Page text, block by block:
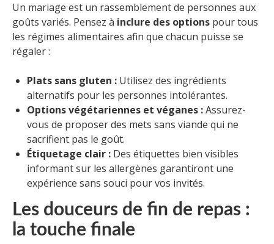
Un mariage est un rassemblement de personnes aux
goûts variés. Pensez à inclure des options pour tous
les régimes alimentaires afin que chacun puisse se
régaler :
Plats sans gluten : Utilisez des ingrédients
alternatifs pour les personnes intolérantes.
Options végétariennes et véganes :Assurez-
vous de proposer des mets sans viande qui ne
sacrifient pas le goût.
Étiquetage clair : Des étiquettes bien visibles
informant sur les allergènes garantiront une
expérience sans souci pour vos invités.
Les douceurs de fin de repas :
la touche finale